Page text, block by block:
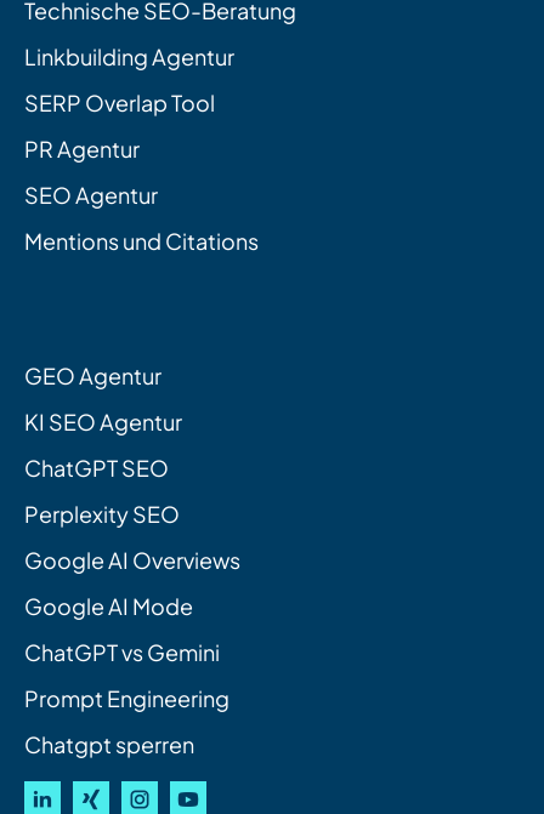
Technische SEO-Beratung
Linkbuilding Agentur
SERP Overlap Tool
PR Agentur
SEO Agentur
Mentions und Citations
GEO Agentur
KI SEO Agentur
ChatGPT SEO
Perplexity SEO
Google AI Overviews
Google AI Mode
ChatGPT vs Gemini
Prompt Engineering
Chatgpt sperren